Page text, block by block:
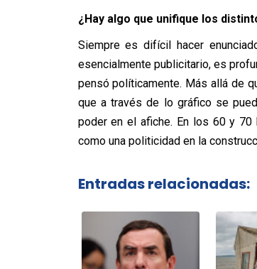
¿Hay algo que unifique los
Siempre es difícil hacer
esencialmente publicitario, es
pensó políticamente. Más allá de
que a través de lo gráfico se
poder en el afiche. En los 60 y 70
como una politicidad en la
Entradas relacionadas: